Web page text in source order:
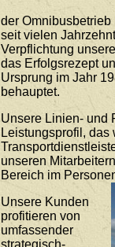
der Omnibusbetrieb
seit vielen
Verpflichtung
das Erfolgsrezept
Ursprung im Jahr
behauptet.
Unsere Linien- und
Leistungsprofil,
unseren
Bereich im
Unsere Kunden
profitieren von
umfassender
strategisch-